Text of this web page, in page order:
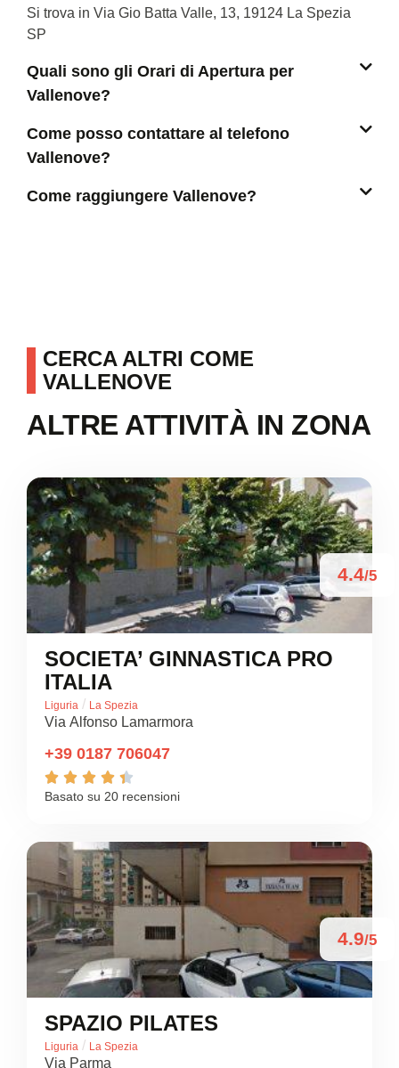
Si trova in Via Gio Batta Valle, 13, 19124 La Spezia
SP
Quali sono gli Orari di Apertura per
Vallenove?
Come posso contattare al telefono
Vallenove?
Come raggiungere Vallenove?
CERCA ALTRI COME
VALLENOVE
ALTRE ATTIVITÀ IN ZONA
4.4/5
SOCIETA’ GINNASTICA PRO
ITALIA
Liguria / La Spezia
Via Alfonso Lamarmora
+39 0187 706047
    
Basato su 20 recensioni
4.9/5
SPAZIO PILATES
Liguria / La Spezia
Via Parma